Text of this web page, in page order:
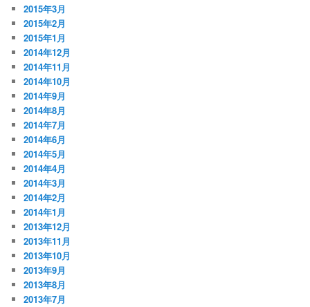
2015年3月
2015年2月
2015年1月
2014年12月
2014年11月
2014年10月
2014年9月
2014年8月
2014年7月
2014年6月
2014年5月
2014年4月
2014年3月
2014年2月
2014年1月
2013年12月
2013年11月
2013年10月
2013年9月
2013年8月
2013年7月